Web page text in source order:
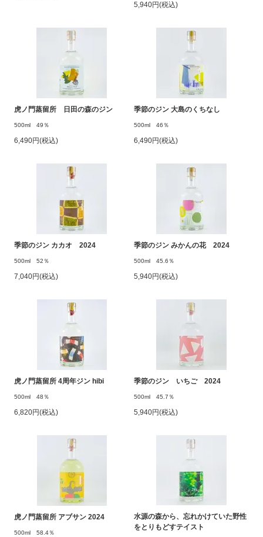
5,940円(税込)
虎ノ門蒸留所 日田の森のジン
500ml 49％
6,490円(税込)
季節のジン 大島のくちなし
500ml 46％
6,490円(税込)
季節のジン カカオ 2024
500ml 52％
7,040円(税込)
季節のジン みかんの花 2024
500ml 45.6％
5,940円(税込)
虎ノ門蒸留所 4周年ジン hibi
500ml 48％
6,820円(税込)
季節のジン いちご 2024
500ml 45.7％
5,940円(税込)
虎ノ門蒸留所 アブサン 2024
500ml 58.4％
水源の森から、忘れかけていた野性
をとりもどすテイスト